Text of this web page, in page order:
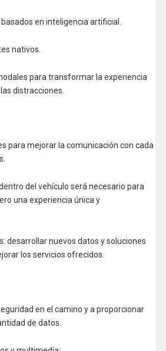
​​en inteligencia artificial.
nativos.
para transformar la experiencia
distracciones.
para mejorar la comunicación con cada
del vehículo será necesario para
una experiencia única y
desarrollar nuevos datos y soluciones
los servicios ofrecidos.
en el camino y a proporcionar
de datos.